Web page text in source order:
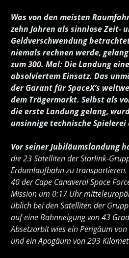
Was von den meisten
zehn Jahren als sinnlose Zeit-
Geldverschwendung
niemals rechnen werde,
zum 300. Mal: Die Landung
absolviertem Einsatz. Das
der Garant für SpaceX’s
dem Trägermarkt. Selbst als
die erste Landung gelang,
unsinnige technische Spielerei
Vor seiner Jubiläumslandung
die 23 Satelliten der Starlink-
Erdumlaufbahn zu
40 der Cape Canaveral Space
Mission um 0:17 Uhr
üblich bei den Satelliten der
auf eine Bahnneigung von 43
Absetzorbit wies ein Perigäum
und ein Apogäum von 293